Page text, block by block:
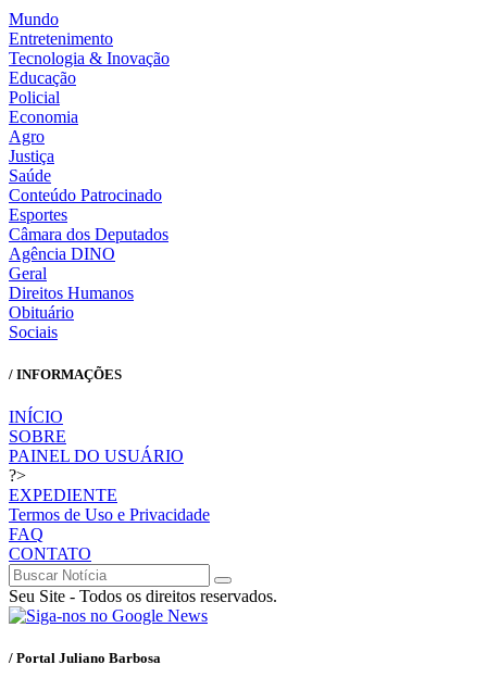
Mundo
Entretenimento
Tecnologia & Inovação
Educação
Policial
Economia
Agro
Justiça
Saúde
Conteúdo Patrocinado
Esportes
Câmara dos Deputados
Agência DINO
Geral
Direitos Humanos
Obituário
Sociais
/ INFORMAÇÕES
INÍCIO
SOBRE
PAINEL DO USUÁRIO
?>
EXPEDIENTE
Termos de Uso e Privacidade
FAQ
CONTATO
Seu Site - Todos os direitos reservados.
/ Portal Juliano Barbosa